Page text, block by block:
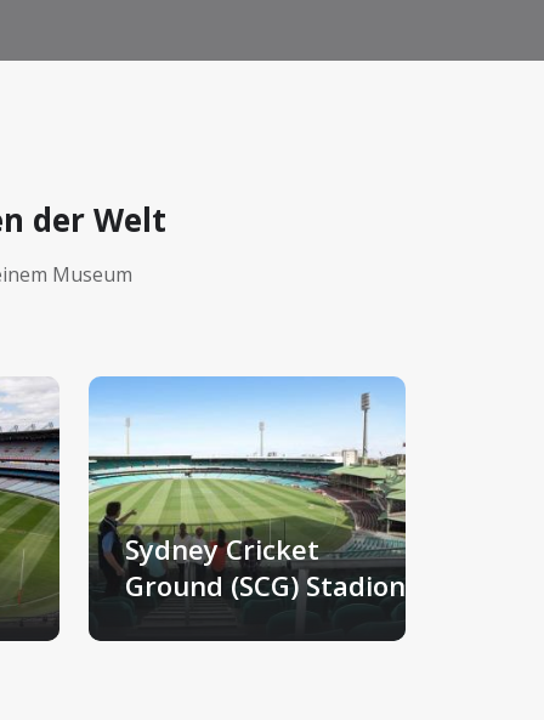
der Welt
Museum
Sydney Cricket
Ground (SCG) Stadion